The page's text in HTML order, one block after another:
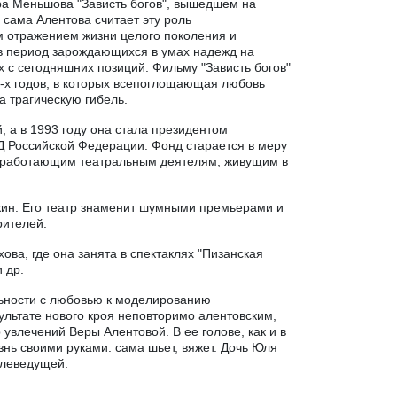
Меньшова "Зависть богов", вышедшем на
Алентова считает эту роль
жизни целого поколения и
период зарождающихся в умах надежд на
сегодняшних позиций. Фильму "Зависть богов"
х годов, в которых всепоглощающая любовь
гибель.
в 1993 году она стала президентом
Федерации. Фонд старается в меру
театральным деятелям, живущим в
Его театр знаменит шумными премьерами и
где она занята в спектаклях "Пизанская
др.
с любовью к моделированию
нового кроя неповторимо алентовским,
увлечений Веры Алентовой. В ее голове, как и в
своими руками: сама шьет, вяжет. Дочь Юля